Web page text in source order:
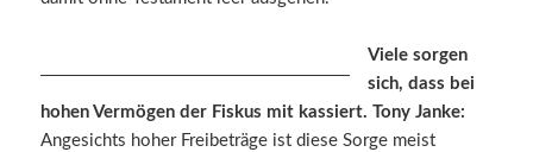
Viele sorgen
sich, dass bei
hohen Vermögen der Fiskus mit kassiert. Tony Janke:
Angesichts hoher Freibeträge ist diese Sorge meist